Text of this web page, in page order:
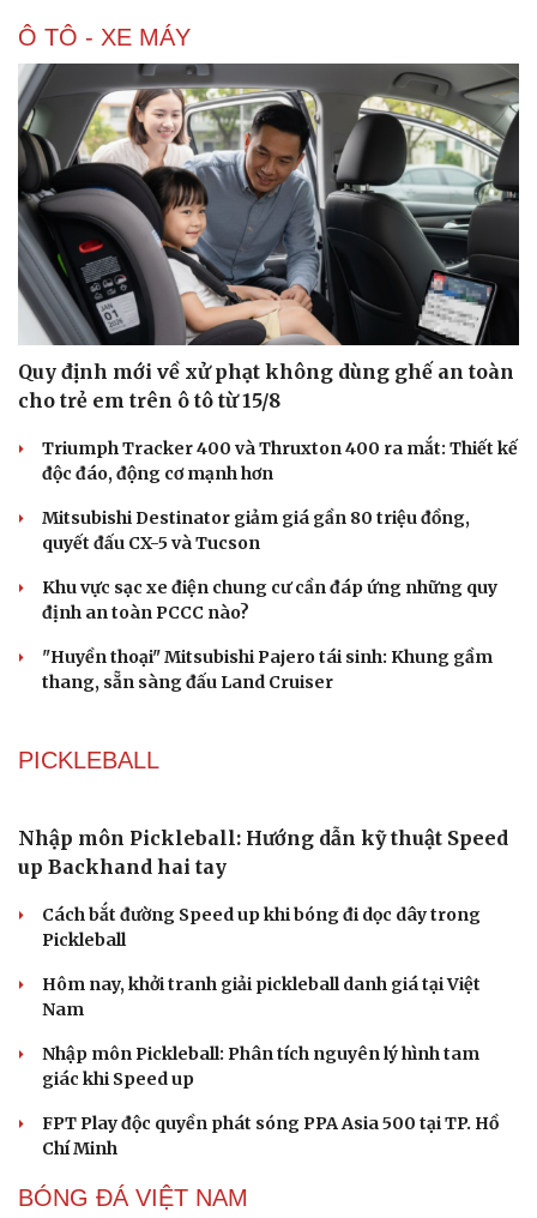
Du lịch
Tư vấn
check-in
Podcast
Câu chuyện thời sự
Cửa sổ tình yêu
Ô TÔ - XE MÁY
Quy định mới về xử phạt không dùng ghế an toàn
cho trẻ em trên ô tô từ 15/8
Triumph Tracker 400 và Thruxton 400 ra mắt: Thiết kế
độc đáo, động cơ mạnh hơn
Mitsubishi Destinator giảm giá gần 80 triệu đồng,
quyết đấu CX-5 và Tucson
Khu vực sạc xe điện chung cư cần đáp ứng những quy
định an toàn PCCC nào?
"Huyền thoại" Mitsubishi Pajero tái sinh: Khung gầm
thang, sẵn sàng đấu Land Cruiser
PICKLEBALL
Nhập môn Pickleball: Hướng dẫn kỹ thuật Speed
up Backhand hai tay
Pickleball